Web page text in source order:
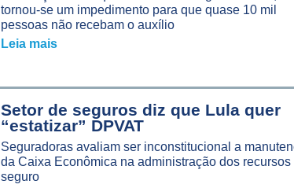
tornou-se um impedimento para que quase 10 mil
pessoas não recebam o auxílio
Leia mais
Setor de seguros diz que Lula quer
“estatizar” DPVAT
Seguradoras avaliam ser inconstitucional a
da Caixa Econômica na administração dos recursos
seguro